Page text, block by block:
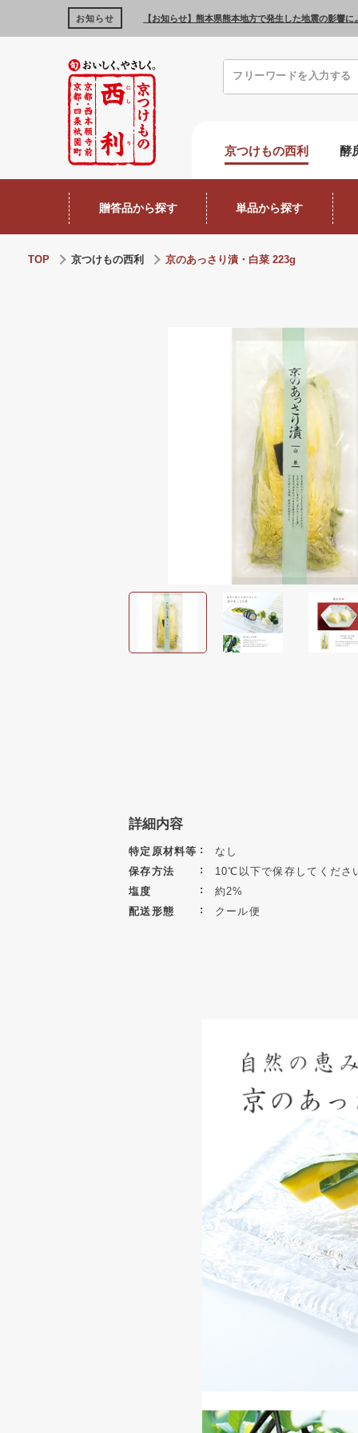
お知らせ 【お知らせ】熊本県熊本地方で発生した地震の影響
京つけもの西利 酵
贈答品から探す 単品から探す
TOP 京つけもの西利 京のあっさり漬・白菜 223g
詳細内容
特定原材料等
なし
保存方法
10℃以下で保存してくださ
塩度
約2%
配送形態
クール便